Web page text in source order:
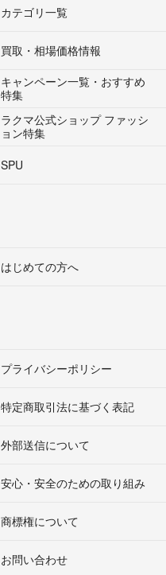
カテゴリ一覧
買取・相場価格情報
キャンペーン一覧・おすすめ
特集
ラクマ公式ショップ ファッシ
ョン特集
SPU
はじめての方へ
プライバシーポリシー
特定商取引法に基づく表記
外部送信について
安心・安全のための取り組み
商標権について
お問い合わせ